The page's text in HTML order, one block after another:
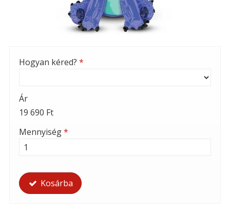
Hogyan kéred? *
Ár
19 690 Ft
Mennyiség*
Kosárba